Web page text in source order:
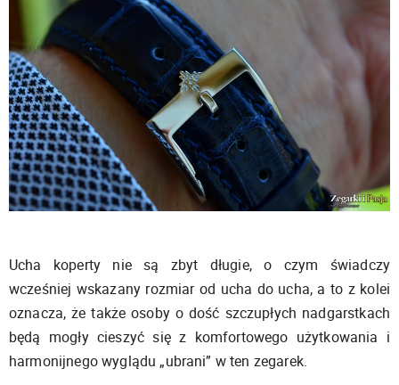
Ucha koperty nie są zbyt długie, o czym świadczy
wcześniej wskazany rozmiar od ucha do ucha, a to z kolei
oznacza, że także osoby o dość szczupłych nadgarstkach
będą mogły cieszyć się z komfortowego użytkowania i
harmonijnego wyglądu „ubrani” w ten zegarek.